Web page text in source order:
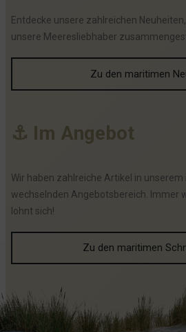
Entdecke unsere zahlreichen
unsere Meeresliebhaber
Zu den maritimen
⚓ Im Angebot
Wir haben zahlreiche Artikel in
wechselnden Angebotsbereich. Immer
lohnt sich!
Zu den maritimen